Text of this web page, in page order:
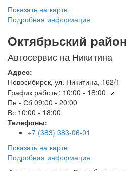
Показать на карте
Подробная информация
Октябрьский район
Автосервис на Никитина
Адрес:
Новосибирск, ул. Никитина, 162/1
График работы: 10:00 - 18:00
Пн - Сб 09:00 - 20:00
Вс 10:00 - 18:00
Телефоны:
+7 (383) 383-06-01
Показать на карте
Подробная информация